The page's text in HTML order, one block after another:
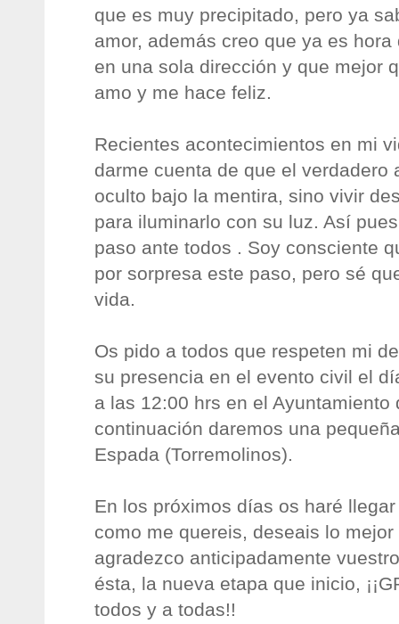
que es muy precipitado, pero ya
amor, además creo que ya es
en una sola dirección y que mejor
amo y me hace feliz.
Recientes acontecimientos en mi
darme cuenta de que el verdadero
oculto bajo la mentira, sino vivir
para iluminarlo con su luz. Así
paso ante todos . Soy consciente
por sorpresa este paso, pero sé
vida.
Os pido a todos que respeten mi
su presencia en el evento civil el
a las 12:00 hrs en el Ayuntamiento
continuación daremos una
Espada (Torremolinos).
En los próximos días os haré
como me quereis, deseais lo
agradezco anticipadamente
ésta, la nueva etapa que inicio,
todos y a todas!!